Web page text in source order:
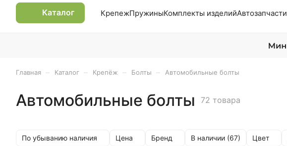
Каталог КрепежПружиныКомплекты изделийАвтозапчасти
Главная Каталог Крепёж Болты Автомобильные болты
Автомобильные болты 72 товара
По убыванию наличия Цена Бренд В наличии (67) Цвет